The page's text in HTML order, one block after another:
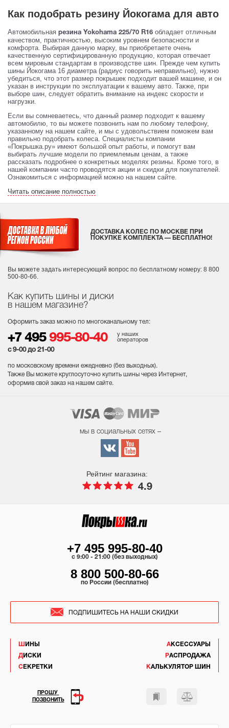
Как подобрать резину Йокогама для авто
Автомобильная резина Yokohama 225/70 R16 обладает отличным
качеством, практичностью, высоким уровнем безопасности и
комфорта. Выбирая данную марку, вы приобретаете очень
качественную сертифицированную продукцию, которая отвечает
всем мировым стандартам в производстве шин. Прежде чем купить
шины Йокогама 16 диаметра (радиус говорить неправильно), нужно
убедиться, что этот размер покрышек подходит вашей машине, и он
указан в инструкции по эксплуатации к вашему авто. Также, при
выборе шин, следует обратить внимание на индекс скорости и
нагрузки.
Если вы сомневаетесь, что данный размер подходит к вашему
автомобилю, то вы можете позвонить нам по любому телефону,
указанному на нашем сайте, и мы с удовольствием поможем вам
правильно подобрать колеса. Специалисты компании
«Покрышка.ру» имеют большой опыт работы, и помогут вам
выбирать лучшие модели по приемлемым ценам, а также
рассказать подробнее о конкретных моделях резины. Кроме того, в
нашей компании часто проводятся акции и скидки для покупателей.
Ознакомиться с информацией можно на нашем сайте.
Читать описание полностью
Как купить шины и диски
в нашем магазине?
Оформить заказ можно по многоканальному тел:
+7 495 995-80-40
у наших
операторов
с 9-00 до 21-00
по московскому времени ежедневно (без выходных).
Также Вы можете круглосуточно купить шины через Интернет,
оформив свой заказ на нашем сайте.
ДОСТАВКА КОЛЕС ПО МОСКВЕ ПРИ
ПОКУПКЕ КОМПЛЕКТА — БЕСПЛАТНО!
Вы можете задать интересующий вопрос по бесплатному номеру: 8 800
500-80-66.
мы в социальных сетях –
Рейтинг магазина:
4.9
ШИНЫ
ДИСКИ
СЕКРЕТКИ
АКСЕССУАРЫ
РАСПРОДАЖА
КАЛЬКУЛЯТОР ШИН
+7 495 995-80-40
c 9:00 - 21:00 (без выходных)
8 800 500-80-66
по России (бесплатно)
ПОДПИШИТЕСЬ НА НАШИ СКИДКИ
ПРОШУ
ПОЗВОНИТЬ